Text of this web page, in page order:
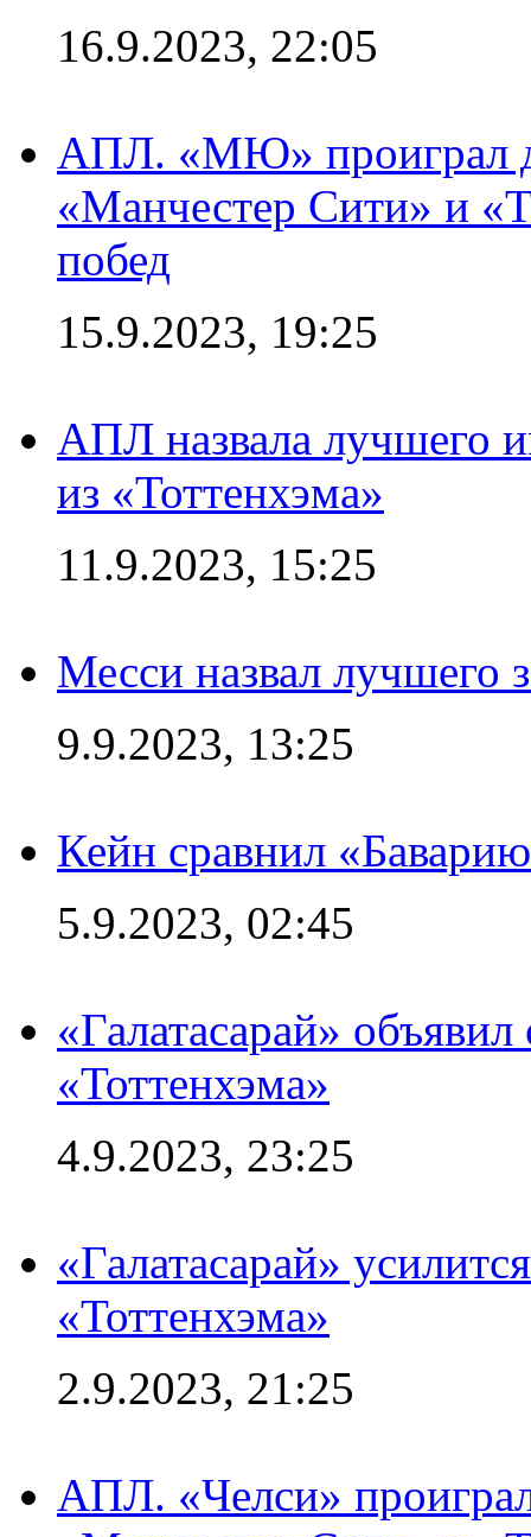
16.9.2023, 22:05
АПЛ. «МЮ» проиграл
«Манчестер Сити» и
побед
15.9.2023, 19:25
АПЛ назвала лучшего
из «Тоттенхэма»
11.9.2023, 15:25
Месси назвал лучшего
9.9.2023, 13:25
Кейн сравнил
5.9.2023, 02:45
«Галатасарай»
«Тоттенхэма»
4.9.2023, 23:25
«Галатасарай»
«Тоттенхэма»
2.9.2023, 21:25
АПЛ. «Челси»